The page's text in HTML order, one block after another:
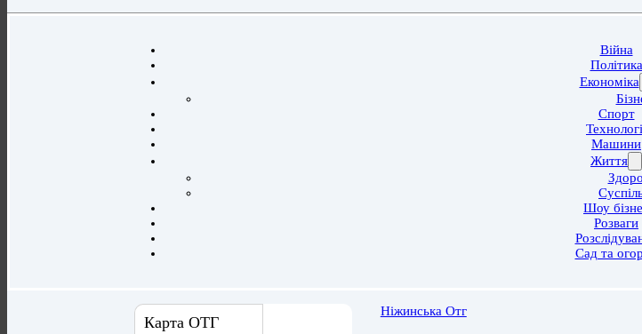
Війна
Політика
Економіка
Спорт
Машини
Життя
Шоу
Розваги
Сад та
Карта ОТГ
Ніжинська Отг